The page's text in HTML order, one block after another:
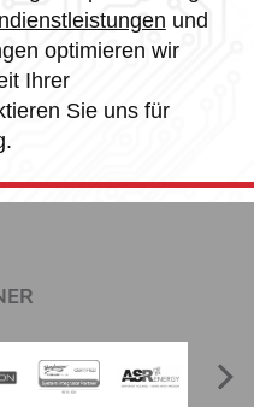
und
optimieren wir
Ihrer
Sie uns für